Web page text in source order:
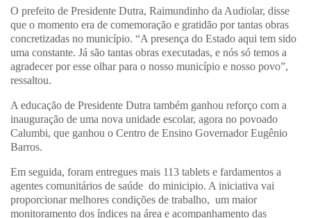
O prefeito de Presidente Dutra, Raimundinho da Audiolar, disse
que o momento era de comemoração e gratidão por tantas obras
concretizadas no município. “A presença do Estado aqui tem sido
uma constante. Já são tantas obras executadas, e nós só temos a
agradecer por esse olhar para o nosso município e nosso povo”,
ressaltou.
A educação de Presidente Dutra também ganhou reforço com a
inauguração de uma nova unidade escolar, agora no povoado
Calumbi, que ganhou o Centro de Ensino Governador Eugênio
Barros.
Em seguida, foram entregues mais 113 tablets e fardamentos a
agentes comunitários de saúde do minicipio. A iniciativa vai
proporcionar melhores condições de trabalho, um maior
monitoramento dos índices na área e acompanhamento das